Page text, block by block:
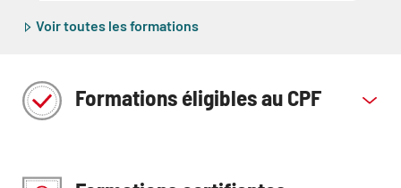
Voir toutes les formations
Formations éligibles au CPF